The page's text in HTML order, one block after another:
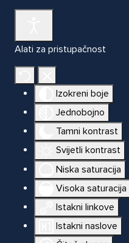
Alati za pristupačnost
Izokreni boje
Jednobojno
Tamni kontrast
Svijetli kontrast
Niska saturacija
Visoka saturacija
Istakni linkove
Istakni naslove